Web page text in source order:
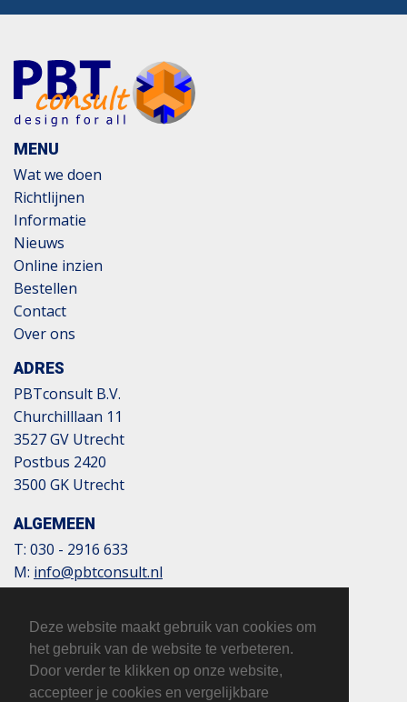
Deze website maakt gebruik van cookies om
het gebruik van de website te verbeteren.
Door verder te klikken op onze website,
accepteer je cookies en vergelijkbare
MENU
Wat we doen
Richtlijnen
Informatie
Nieuws
Online inzien
Bestellen
Contact
Over ons
ADRES
PBTconsult B.V.
Churchilllaan 11
3527 GV Utrecht
Postbus 2420
3500 GK Utrecht
ALGEMEEN
T: 030 - 2916 633
M: info@pbtconsult.nl
BTW: 817124305B01
KvK: 32110854